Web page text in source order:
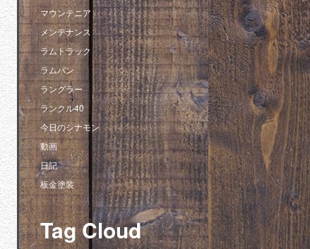
マウンテニア
メンテナンス
ラムトラック
ラムバン
ラングラー
ランクル40
今日のシナモン
動画
日記
板金塗装
Tag Cloud